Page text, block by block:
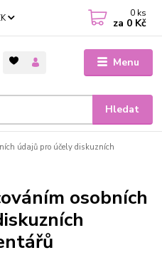
Menu
Hledat
0 ks
za 0 Kč
údajů pro účely diskuzních
osobních